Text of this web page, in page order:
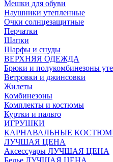
Мешки для обуви
Наушники утепленные
Очки солнцезащитные
Перчатки
Шапки
Шарфы и снуды
ВЕРХНЯЯ ОДЕЖДА
Брюки и полукомбинезоны
Ветровки и джинсовки
Жилеты
Комбинезоны
Комплекты и костюмы
Куртки и пальто
ИГРУШКИ
КАРНАВАЛЬНЫЕ
ЛУЧШАЯ ЦЕНА
Аксессуары ЛУЧШАЯ ЦЕНА
Белье ЛУЧШАЯ ЦЕНА